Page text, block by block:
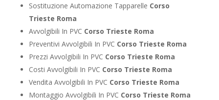
Sostituzione Automazione Tapparelle Corso
Trieste Roma
Avvolgibili In PVC Corso Trieste Roma
Preventivi Avvolgibili In PVC Corso Trieste Roma
Prezzi Avvolgibili In PVC Corso Trieste Roma
Costi Avvolgibili In PVC Corso Trieste Roma
Vendita Avvolgibili In PVC Corso Trieste Roma
Montaggio Avvolgibili In PVC Corso Trieste Roma